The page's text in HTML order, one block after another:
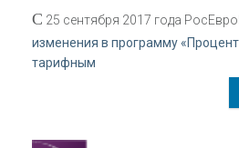
С 25 сентября 2017 года
изменения в программу
тарифным